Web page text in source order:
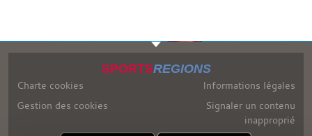
SPORTSREGIONS
Charte cookies
Gestion des cookies
Informations légales
Signaler un contenu
inapproprié